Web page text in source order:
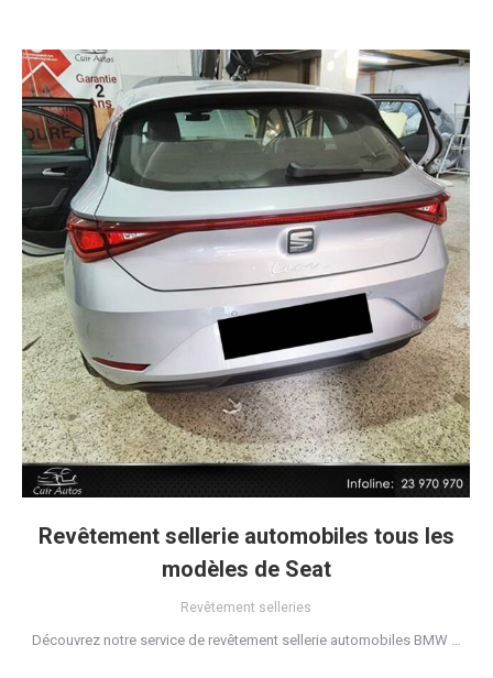
Revêtement sellerie automobiles tous les
modèles de Seat
Revêtement selleries
Découvrez notre service de revêtement sellerie automobiles BMW …